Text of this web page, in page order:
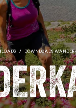
/ DOWNLOADS